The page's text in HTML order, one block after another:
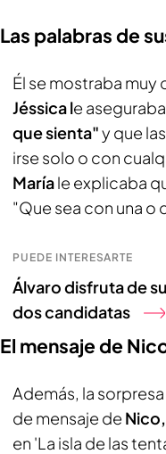
Las palabras de
Él se mostraba muy
Jéssica le
que sienta"y que
irse solo o con
Maríale explicaba
"Que sea con una o
PUEDE INTERESARTE
Álvaro disfruta de
dos candidatas
El mensaje de
Además, la
de mensaje de Nico,
en 'La isla de las